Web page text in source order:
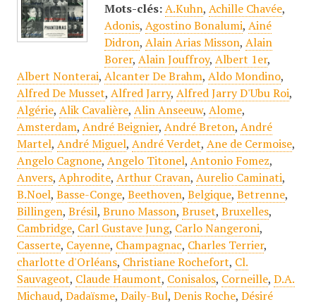
Mots-clés: A.Kuhn, Achille Chavée,
Adonis, Agostino Bonalumi, Ainé
Didron, Alain Arias Misson, Alain
Borer, Alain Jouffroy, Albert 1er,
Albert Nonterai, Alcanter De Brahm, Aldo Mondino,
Alfred De Musset, Alfred Jarry, Alfred Jarry D'Ubu Roi,
Algérie, Alik Cavalière, Alin Anseeuw, Alome,
Amsterdam, André Beignier, André Breton, André
Martel, André Miguel, André Verdet, Ane de Cermoise,
Angelo Cagnone, Angelo Titonel, Antonio Fomez,
Anvers, Aphrodite, Arthur Cravan, Aurelio Caminati,
B.Noel, Basse-Conge, Beethoven, Belgique, Betrenne,
Billingen, Brésil, Bruno Masson, Bruset, Bruxelles,
Cambridge, Carl Gustave Jung, Carlo Nangeroni,
Casserte, Cayenne, Champagnac, Charles Terrier,
charlotte d'Orléans, Christiane Rochefort, Cl.
Sauvageot, Claude Haumont, Conisalos, Corneille, D.A.
Michaud, Dadaïsme, Daily-Bul, Denis Roche, Désiré